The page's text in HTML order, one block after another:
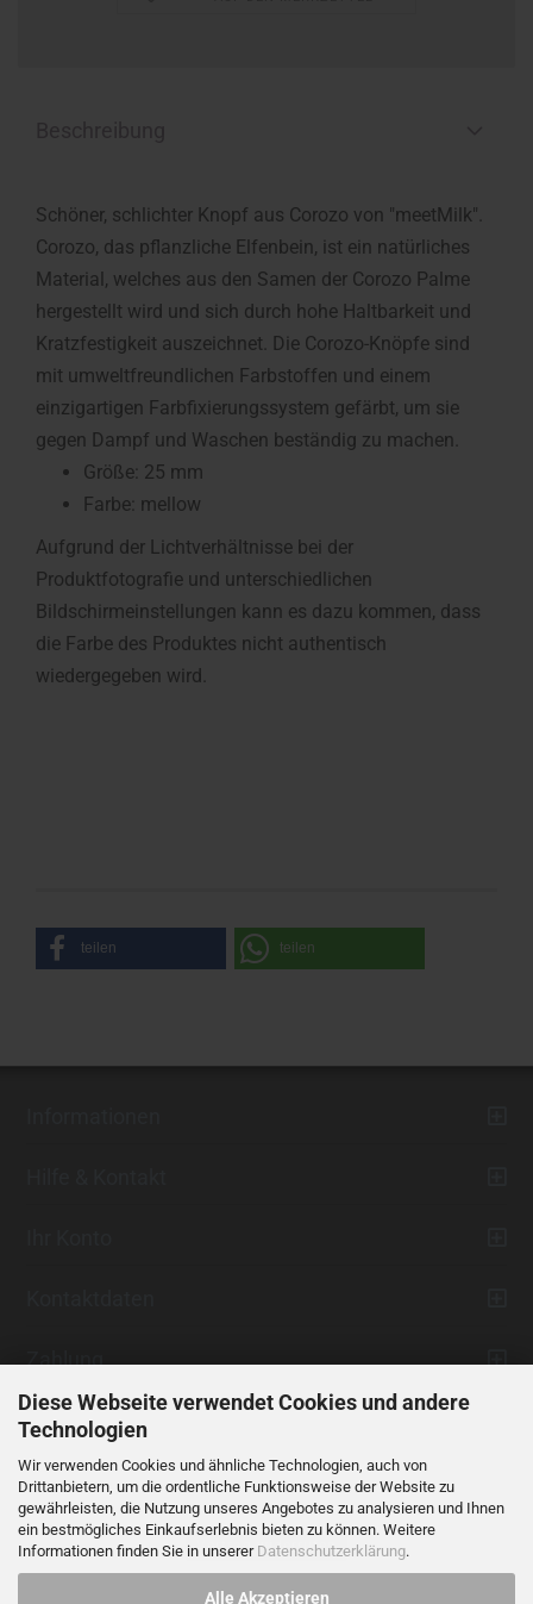
Diese Webseite verwendet Cookies und andere
Technologien
Wir verwenden Cookies und ähnliche Technologien, auch von
Drittanbietern, um die ordentliche Funktionsweise der Website zu
gewährleisten, die Nutzung unseres Angebotes zu analysieren und Ihnen
ein bestmögliches Einkaufserlebnis bieten zu können. Weitere
Informationen finden Sie in unserer Datenschutzerklärung.
Alle Akzeptieren
Schöner, schlichter Knopf aus Corozo von "meetMilk".
Corozo, das pflanzliche Elfenbein, ist ein natürliches
Material, welches aus den Samen der Corozo Palme
hergestellt wird und sich durch hohe Haltbarkeit und
Kratzfestigkeit auszeichnet. Die Corozo-Knöpfe sind
mit umweltfreundlichen Farbstoffen und einem
einzigartigen Farbfixierungssystem gefärbt, um sie
gegen Dampf und Waschen beständig zu machen.
Größe: 25 mm
Farbe: mellow
Aufgrund der Lichtverhältnisse bei der
Produktfotografie und unterschiedlichen
Bildschirmeinstellungen kann es dazu kommen, dass
die Farbe des Produktes nicht authentisch
wiedergegeben wird.
teilen teilen
Zahlung
Vertrag widerrufen